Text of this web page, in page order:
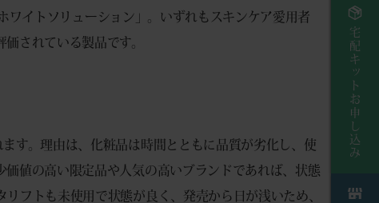
ワイトソリューション」。いずれもスキンケア愛用者
されている製品です。
す。理由は、化粧品は時間とともに品質が劣化し、使
値の高い限定品や人気の高いブランドであれば、状態
フトも未使用で状態が良く、発売から日が浅いため、
宅配キットお申し込み